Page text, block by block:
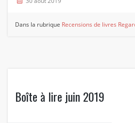
Dans la rubrique Recensions de livres
Boîte à lire juin 2019